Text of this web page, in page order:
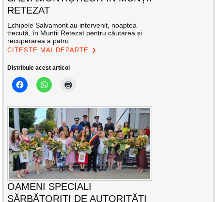
RETEZAT
Echipele Salvamont au intervenit, noaptea
trecută, în Munții Retezat pentru căutarea și
recuperarea a patru
CITEȘTE MAI DEPARTE
Distribuie acest articol
OAMENI SPECIALI
SĂRBĂTORIȚI DE AUTORITĂȚI